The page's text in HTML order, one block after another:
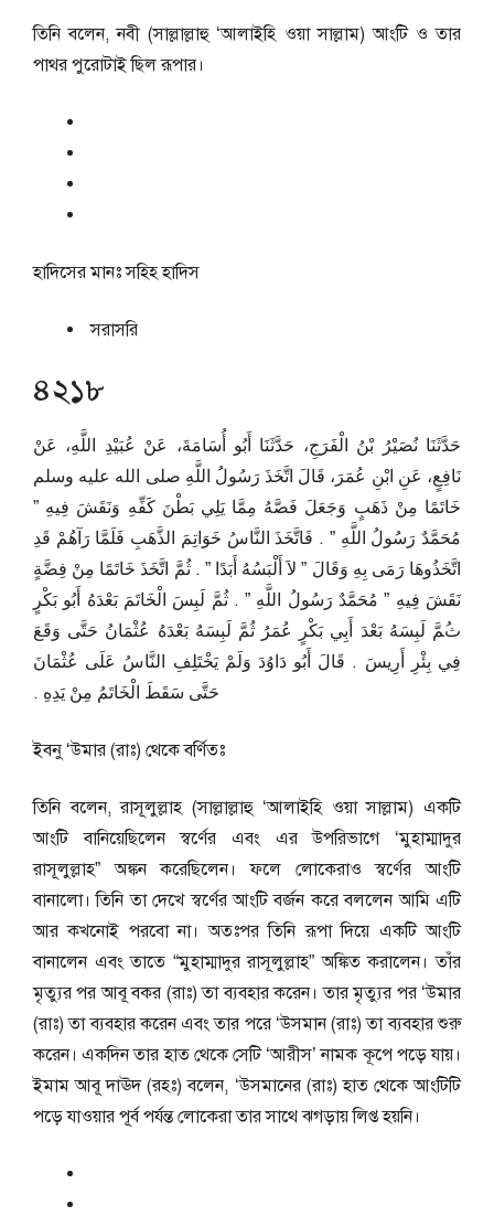
তিনি বলেন, নবী (সাল্লাল্লাহু ‘আলাইহি ওয়া সাল্লাম) আংটি ও তার
পাথর পুরোটাই ছিল রূপার।
হাদিসের মানঃসহিহ হাদিস
সরাসরি
৪২১৮
حَدَّثَنَا نُصَيْرُ بْنُ الْفَرَجِ، حَدَّثَنَا أَبُو أُسَامَةَ، عَنْ عُبَيْدِ اللَّهِ، عَنْ
نَافِعٍ، عَنِ ابْنِ عُمَرَ، قَالَ اتَّخَذَ رَسُولُ اللَّهِ صلى الله عليه وسلم
خَاتَمًا مِنْ ذَهَبٍ وَجَعَلَ فَصَّهُ مِمَّا يَلِي بَطْنَ كَفِّهِ وَنَقَشَ فِيهِ ‏”‏
مُحَمَّدٌ رَسُولُ اللَّهِ ‏”‏ ‏.‏ فَاتَّخَذَ النَّاسُ خَوَاتِمَ الذَّهَبِ فَلَمَّا رَآهُمْ قَدِ
اتَّخَذُوهَا رَمَى بِهِ وَقَالَ ‏”‏ لاَ أَلْبَسُهُ أَبَدًا ‏”‏ ‏.‏ ثُمَّ اتَّخَذَ خَاتَمًا مِنْ فِضَّةٍ
نَقَشَ فِيهِ ‏”‏ مُحَمَّدٌ رَسُولُ اللَّهِ ‏”‏ ‏.‏ ثُمَّ لَبِسَ الْخَاتَمَ بَعْدَهُ أَبُو بَكْرٍ
ثُمَّ لَبِسَهُ بَعْدَ أَبِي بَكْرٍ عُمَرُ ثُمَّ لَبِسَهُ بَعْدَهُ عُثْمَانُ حَتَّى وَقَعَ
فِي بِئْرِ أَرِيسَ ‏.‏ قَالَ أَبُو دَاوُدَ وَلَمْ يَخْتَلِفِ النَّاسُ عَلَى عُثْمَانَ
حَتَّى سَقَطَ الْخَاتَمُ مِنْ يَدِهِ ‏.‏
ইবনু ‘উমার (রাঃ) থেকে বর্ণিতঃ
তিনি বলেন, রাসূলুল্লাহ (সাল্লাল্লাহু ‘আলাইহি ওয়া সাল্লাম) একটি
আংটি বানিয়েছিলেন স্বর্ণের এবং এর উপরিভাগে ‘মুহাম্মাদুর
রাসূলুল্লাহ” অঙ্কন করেছিলেন। ফলে লোকেরাও স্বর্ণের আংটি
বানালো। তিনি তা দেখে স্বর্ণের আংটি বর্জন করে বললেন আমি এটি
আর কখনোই পরবো না। অতঃপর তিনি রূপা দিয়ে একটি আংটি
বানালেন এবং তাতে “মুহাম্মাদুর রাসূলুল্লাহ” অঙ্কিত করালেন। তাঁর
মৃত্যুর পর আবূ বকর (রাঃ) তা ব্যবহার করেন। তার মৃত্যুর পর ‘উমার
(রাঃ) তা ব্যবহার করেন এবং তার পরে ‘উসমান (রাঃ) তা ব্যবহার শুরু
করেন। একদিন তার হাত থেকে সেটি ‘আরীস’ নামক কূপে পড়ে যায়।
ইমাম আবূ দাঊদ (রহঃ) বলেন, ‘উসমানের (রাঃ) হাত থেকে আংটিটি
পড়ে যাওয়ার পূর্ব পর্যন্ত লোকেরা তার সাথে ঝগড়ায় লিপ্ত হয়নি।